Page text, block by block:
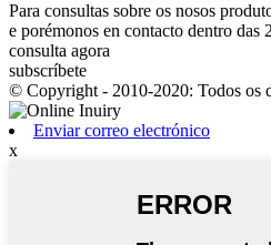
Para consultas sobre os nosos
e porémonos en contacto dentro das
consulta agora
subscríbete
© Copyright - 2010-2020: Todos os
Enviar correo electrónico
x